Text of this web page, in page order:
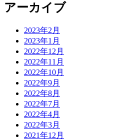
アーカイブ
2023年2月
2023年1月
2022年12月
2022年11月
2022年10月
2022年9月
2022年8月
2022年7月
2022年4月
2022年3月
2021年12月